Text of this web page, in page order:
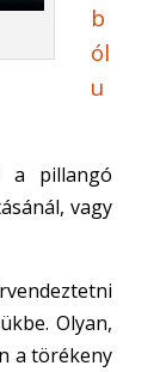
b
ól
u
a pillangó
vagy
Olyan,
a törékeny